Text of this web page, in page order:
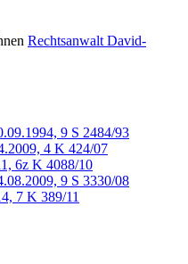
Rechtsanwalt David-
9 S 2484/93
4 K 424/07
6z K 4088/10
9 S 3330/08
7 K 389/11